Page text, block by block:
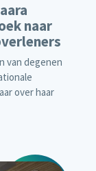
naar
van degenen
over haar